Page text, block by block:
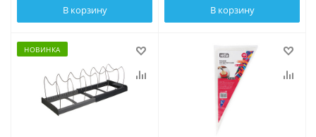
В корзину В корзину
НОВИНКА